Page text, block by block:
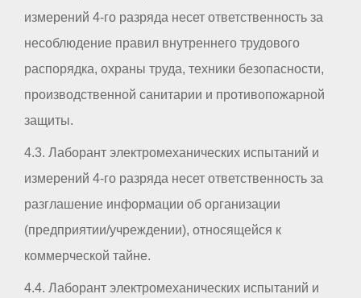
измерений 4-го разряда несет ответственность за
несоблюдение правил внутреннего трудового
распорядка, охраны труда, техники безопасности,
производственной санитарии и противопожарной
защиты.
4.3. Лаборант электромеханических испытаний и
измерений 4-го разряда несет ответственность за
разглашение информации об организации
(предприятии/учреждении), относящейся к
коммерческой тайне.
4.4. Лаборант электромеханических испытаний и